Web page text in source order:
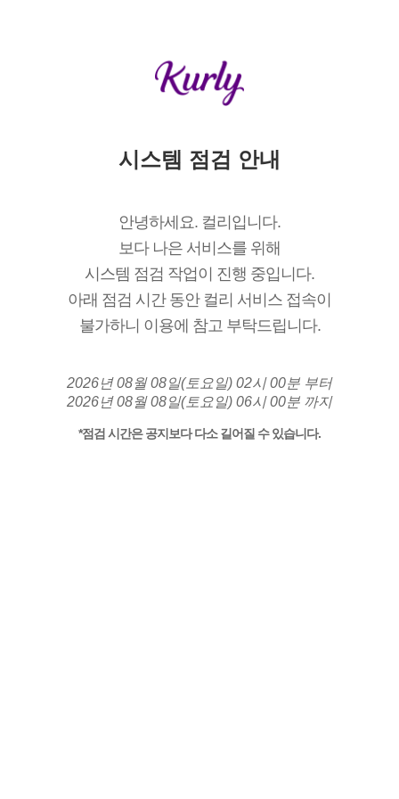
시스템 점검 안내
안녕하세요. 컬리입니다.
보다 나은 서비스를 위해
시스템 점검 작업이 진행 중입니다.
아래 점검 시간 동안 컬리 서비스 접속이
불가하니 이용에 참고 부탁드립니다.
2026년 08월 08일(토요일) 02시 00분 부터
2026년 08월 08일(토요일) 06시 00분 까지
*점검 시간은 공지보다 다소 길어질 수 있습니다.